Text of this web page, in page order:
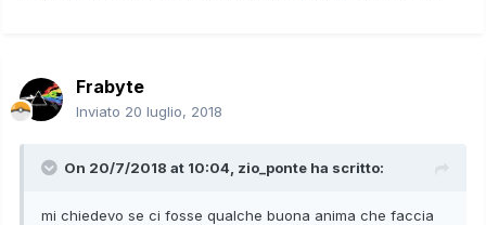
Frabyte
Inviato 20 luglio, 2018
On 20/7/2018 at 10:04, zio_ponte ha scritto:
mi chiedevo se ci fosse qualche buona anima che faccia